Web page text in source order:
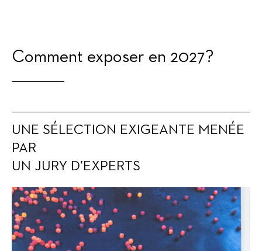
Comment exposer en 2027?
UNE SÉLECTION EXIGEANTE MENÉE
PAR
UN JURY D’EXPERTS